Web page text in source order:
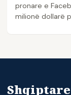
pronare e
milionë dollarë